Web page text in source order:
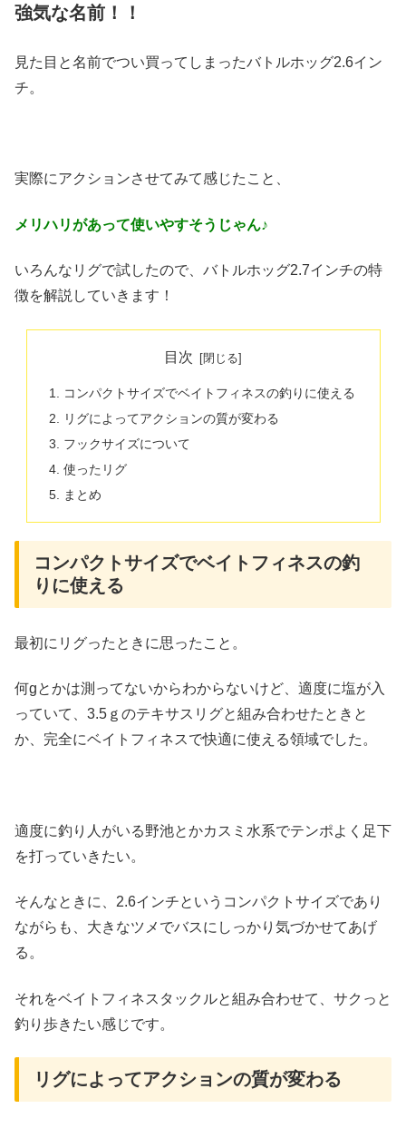
強気な名前！！
見た目と名前でつい買ってしまったバトルホッグ2.6イン
チ。
実際にアクションさせてみて感じたこと、
メリハリがあって使いやすそうじゃん♪
いろんなリグで試したので、バトルホッグ2.7インチの特
徴を解説していきます！
目次
コンパクトサイズでベイトフィネスの釣りに使える
リグによってアクションの質が変わる
フックサイズについて
使ったリグ
まとめ
コンパクトサイズでベイトフィネスの釣
りに使える
最初にリグったときに思ったこと。
何gとかは測ってないからわからないけど、適度に塩が入
っていて、3.5ｇのテキサスリグと組み合わせたときと
か、完全にベイトフィネスで快適に使える領域でした。
適度に釣り人がいる野池とかカスミ水系でテンポよく足下
を打っていきたい。
そんなときに、2.6インチというコンパクトサイズであり
ながらも、大きなツメでバスにしっかり気づかせてあげ
る。
それをベイトフィネスタックルと組み合わせて、サクっと
釣り歩きたい感じです。
リグによってアクションの質が変わる